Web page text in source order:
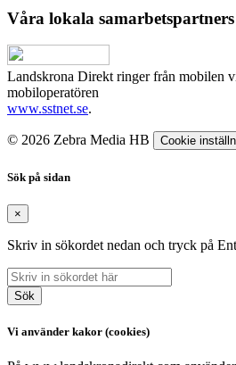
Våra lokala samarbetspartners
Landskrona Direkt ringer från mobilen
mobiloperatören
www.sstnet.se.
© 2026 Zebra Media HB Cookie
Sök på sidan
×
Skriv in sökordet nedan och tryck på
Sök
Vi använder kakor (cookies)